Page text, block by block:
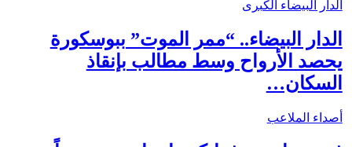
الدار البيضاء الكبرى
الدار البيضاء.. “ممر الموت” ببوسكورة
يحصد الأرواح وسط مطالب بإنقاذ
السكان…
أصداء الملاعب